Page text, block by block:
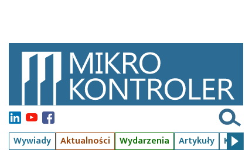
Wywiady Aktualności Wydarzenia Artykuły Kursy